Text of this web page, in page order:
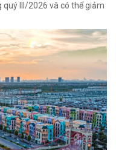
III/2026 và có thể giảm